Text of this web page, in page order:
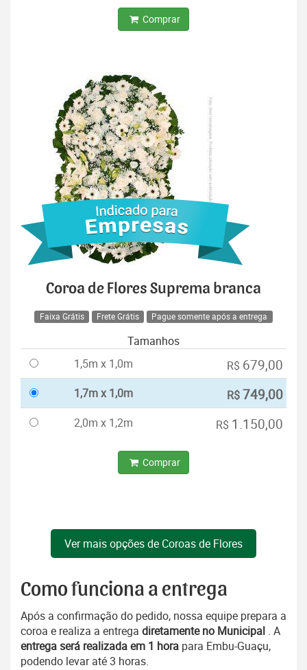
Comprar
Coroa de Flores Suprema branca
Faixa Grátis Frete Grátis Pague somente após a entrega
Tamanhos
1,5m x 1,0m
R$ 679,00
1,7m x 1,0m R$749,00
2,0m x 1,2m R$ 1.150,00
Comprar
Ver mais opções de Coroas de Flores
Como funciona a entrega
Após a confirmação do pedido, nossa equipe prepara a
coroa e realiza a entrega diretamente no Municipal . A
entrega será realizada em 1 hora para Embu-Guaçu,
podendo levar até 3 horas.